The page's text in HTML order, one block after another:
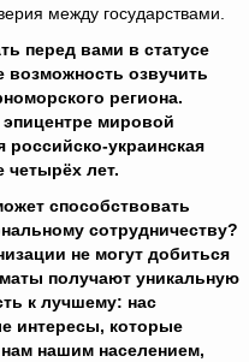
между государствами.
перед вами в статусе
возможность озвучить
региона.
мировой
украинская
четырёх лет.
способствовать
сотрудничеству?
не могут добиться
получают уникальную
к лучшему: нас
интересы, которые
нашим населением,